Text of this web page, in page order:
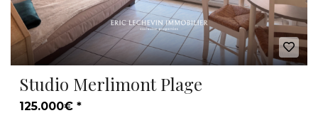
Studio Merlimont Plage
125.000€ *